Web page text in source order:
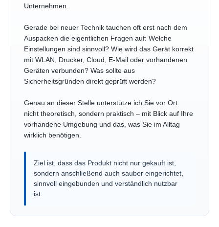
Unternehmen.
Gerade bei neuer Technik tauchen oft erst nach dem
Auspacken die eigentlichen Fragen auf: Welche
Einstellungen sind sinnvoll? Wie wird das Gerät korrekt
mit WLAN, Drucker, Cloud, E-Mail oder vorhandenen
Geräten verbunden? Was sollte aus
Sicherheitsgründen direkt geprüft werden?
Genau an dieser Stelle unterstütze ich Sie vor Ort:
nicht theoretisch, sondern praktisch – mit Blick auf Ihre
vorhandene Umgebung und das, was Sie im Alltag
wirklich benötigen.
Ziel ist, dass das Produkt nicht nur gekauft ist,
sondern anschließend auch sauber eingerichtet,
sinnvoll eingebunden und verständlich nutzbar
ist.